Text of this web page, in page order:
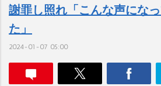
謝罪し照れ「こんな声にな
た」
2024-01-07 05:00